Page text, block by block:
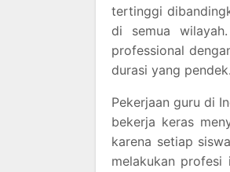
tertinggi
di semua
professional
durasi yang pendek.
Pekerjaan guru di
bekerja keras
karena setiap
melakukan profesi